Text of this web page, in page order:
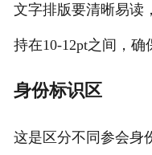
文字排版要清晰易读
持在10-12pt之间，确
身份标识区
这是区分不同参会身